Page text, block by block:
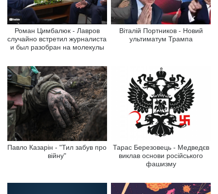
Роман Цимбалюк - Лавров
случайно встретил журналиста
и был разобран на молекулы
Віталій Портников - Новий
ультиматум Трампа
Павло Казарін - "Тил забув про
війну"
Тарас Березовець - Медведєв
виклав основи російського
фашизму